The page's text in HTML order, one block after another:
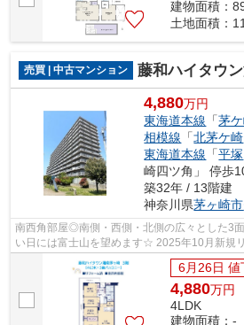
建物面積：
土地面積：
売買 | 中古マンション 藤和ハイタウ
4,880万円
東海道本線 「茅
相模線 「北茅ケ崎
東海道本線 「平塚
崎四ツ角」 停歩
築32年 / 13階建
神奈川県茅ヶ崎市
南西角部屋◎南側・西側・北側の広々とした3
い日には富士山を望めます☆ 2025年10月新規
くつろげる癒しの4LDK お問い合わせくだ...
6月26日 値
4,880万円
4LDK
建物面積：-